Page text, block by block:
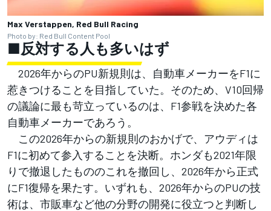
Max Verstappen, Red Bull Racing
Photo by: Red Bull Content Pool
■反対する人も多いはず
2026年からのPU新規則は、自動車メーカーをF1に
惹きつけることを目指していた。そのため、V10回帰
の議論に最も苛立っているのは、F1参戦を決めた各
自動車メーカーであろう。
この2026年からの新規則のおかげで、アウディは
F1に初めて参入することを決断。ホンダも2021年限
りで撤退したもののこれを撤回し、2026年から正式
にF1復帰を果たす。いずれも、2026年からのPUの技
術は、市販車など他の分野の開発に役立つと判断し